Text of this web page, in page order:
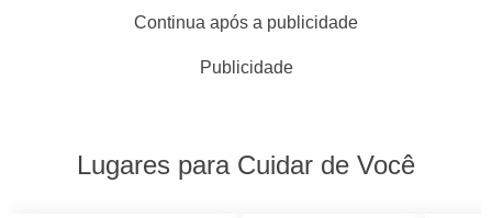
Continua após a publicidade
Publicidade
Lugares para Cuidar de Você